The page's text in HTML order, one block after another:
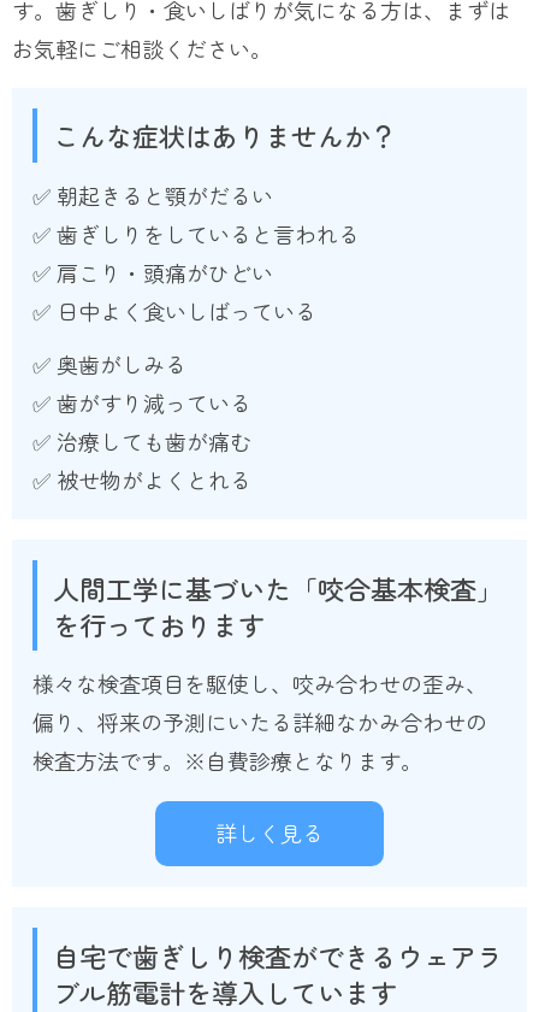
す。歯ぎしり・食いしばりが気になる方は、まずは
お気軽にご相談ください。
こんな症状はありませんか？
✅ 朝起きると顎がだるい
✅ 歯ぎしりをしていると言われる
✅ 肩こり・頭痛がひどい
✅ 日中よく食いしばっている
✅ 奥歯がしみる
✅ 歯がすり減っている
✅ 治療しても歯が痛む
✅ 被せ物がよくとれる
人間工学に基づいた「咬合基本検査」
を行っております
様々な検査項目を駆使し、咬み合わせの歪み、
偏り、将来の予測にいたる詳細なかみ合わせの
検査方法です。※自費診療となります。
詳しく見る
自宅で歯ぎしり検査ができるウェアラ
ブル筋電計を導入しています